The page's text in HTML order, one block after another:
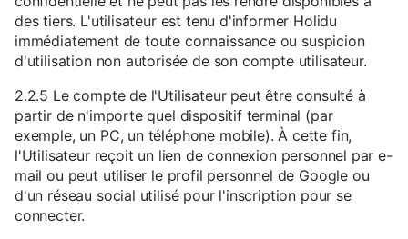
des tiers. L'utilisateur est tenu d'informer Holidu
immédiatement de toute connaissance ou suspicion
d'utilisation non autorisée de son compte utilisateur.
2.2.5 Le compte de l'Utilisateur peut être consulté à
partir de n'importe quel dispositif terminal (par
exemple, un PC, un téléphone mobile). À cette fin,
l'Utilisateur reçoit un lien de connexion personnel par e-
mail ou peut utiliser le profil personnel de Google ou
d'un réseau social utilisé pour l'inscription pour se
connecter.